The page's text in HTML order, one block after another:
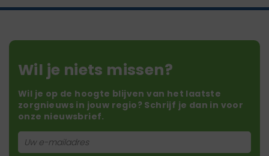
Wil je niets missen?
Wil je op de hoogte blijven van het laatste
zorgnieuws in jouw regio? Schrijf je dan in voor
onze nieuwsbrief.